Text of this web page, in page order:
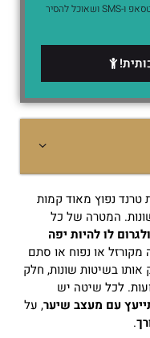
הפרטים ישמשו לצורך דיוור פרסומי במייל, וואטסאפ ו-SMS ושאוכל להסיר
טרנד נפוץ מאוד קמות
המטרה של כל
לו להיות יפה
או נפוח או סתם
אותו בשיטות שונות, חלק
לכל שיטה יש
עם מעצב שיער, על
.